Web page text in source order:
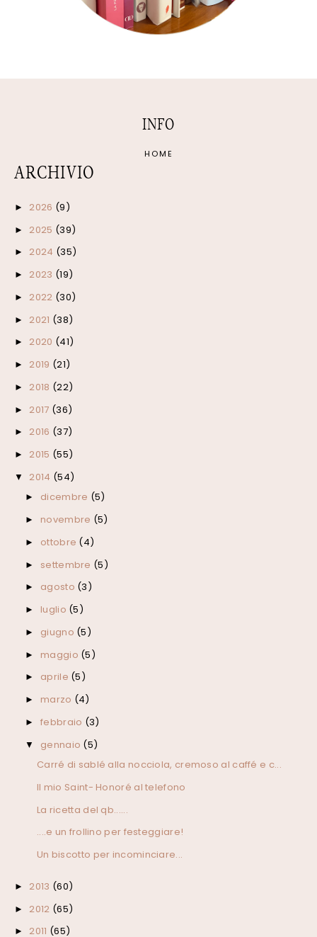
INFO
HOME
ARCHIVIO
► 2026 (9)
► 2025 (39)
► 2024 (35)
► 2023 (19)
► 2022 (30)
► 2021 (38)
► 2020 (41)
► 2019 (21)
► 2018 (22)
► 2017 (36)
► 2016 (37)
► 2015 (55)
▼ 2014 (54)
► dicembre (5)
► novembre (5)
► ottobre (4)
► settembre (5)
► agosto (3)
► luglio (5)
► giugno (5)
► maggio (5)
► aprile (5)
► marzo (4)
► febbraio (3)
▼ gennaio (5)
Carré di sablé alla nocciola, cremoso al caffé e c...
Il mio Saint- Honoré al telefono
La ricetta del qb......
....e un frollino per festeggiare!
Un biscotto per incominciare...
► 2013 (60)
► 2012 (65)
► 2011 (65)